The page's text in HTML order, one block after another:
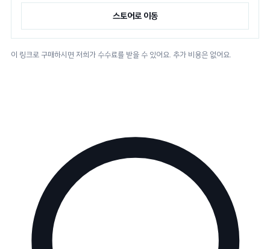
스토어로 이동
이 링크로 구매하시면 저희가 수수료를 받을 수 있어요. 추가 비용은 없어요.